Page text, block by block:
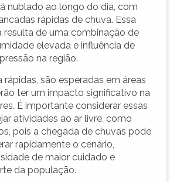
nublado ao longo do dia, com
rápidas de chuva. Essa
resulta de uma combinação de
elevada e influência de
na região.
rápidas, são esperadas em áreas
ter um impacto significativo na
É importante considerar essas
atividades ao ar livre, como
pois a chegada de chuvas pode
rapidamente o cenário,
de maior cuidado e
da população.